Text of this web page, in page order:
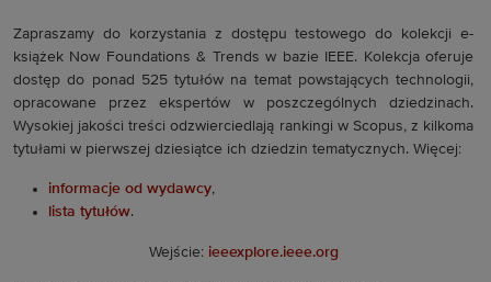
Zapraszamy do korzystania z dostępu testowego do kolekcji e-
książek Now Foundations & Trends w bazie IEEE. Kolekcja oferuje
dostęp do ponad 525 tytułów na temat powstających technologii,
opracowane przez ekspertów w poszczególnych dziedzinach.
Wysokiej jakości treści odzwierciedlają rankingi w Scopus, z kilkoma
tytułami w pierwszej dziesiątce ich dziedzin tematycznych. Więcej:
informacje od wydawcy,
lista tytułów.
Wejście: ieeexplore.ieee.org